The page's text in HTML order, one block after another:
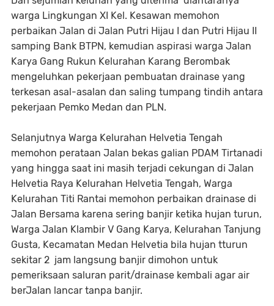
warga Lingkungan XI Kel. Kesawan memohon
perbaikan Jalan di Jalan Putri Hijau I dan Putri Hijau II
samping Bank BTPN, kemudian aspirasi warga Jalan
Karya Gang Rukun Kelurahan Karang Berombak
mengeluhkan pekerjaan pembuatan drainase yang
terkesan asal-asalan dan saling tumpang tindih antara
pekerjaan Pemko Medan dan PLN.
Selanjutnya Warga Kelurahan Helvetia Tengah
memohon perataan Jalan bekas galian PDAM Tirtanadi
yang hingga saat ini masih terjadi cekungan di Jalan
Helvetia Raya Kelurahan Helvetia Tengah, Warga
Kelurahan Titi Rantai memohon perbaikan drainase di
Jalan Bersama karena sering banjir ketika hujan turun,
Warga Jalan Klambir V Gang Karya, Kelurahan Tanjung
Gusta, Kecamatan Medan Helvetia bila hujan tturun
sekitar 2 jam langsung banjir dimohon untuk
pemeriksaan saluran parit/drainase kembali agar air
berJalan lancar tanpa banjir.